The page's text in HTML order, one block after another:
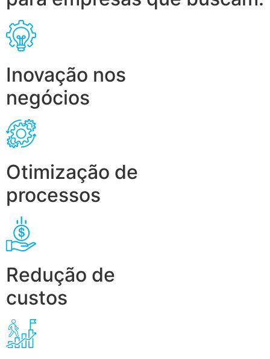
Inovação nos
negócios
Otimização de
processos
Redução de
custos